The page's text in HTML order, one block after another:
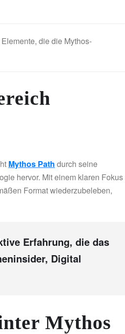
die die Mythos-
Mythos Path durch seine
hervor. Mit einem klaren Fokus
Format wiederzubeleben,
Erfahrung, die das
Digital
Mythos